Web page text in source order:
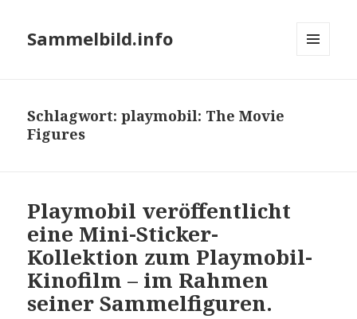
Sammelbild.info
Schlagwort:playmobil: The Movie
Figures
Playmobil veröffentlicht
eine Mini-Sticker-
Kollektion zum Playmobil-
Kinofilm – im Rahmen
seiner Sammelfiguren.